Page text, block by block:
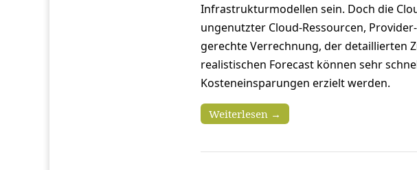
Infrastrukturmodellen sein. Doch die
ungenutzter Cloud-Ressourcen,
gerechte Verrechnung, der detaillierten
realistischen Forecast können sehr
Kosteneinsparungen erzielt werden.
Weiterlesen →